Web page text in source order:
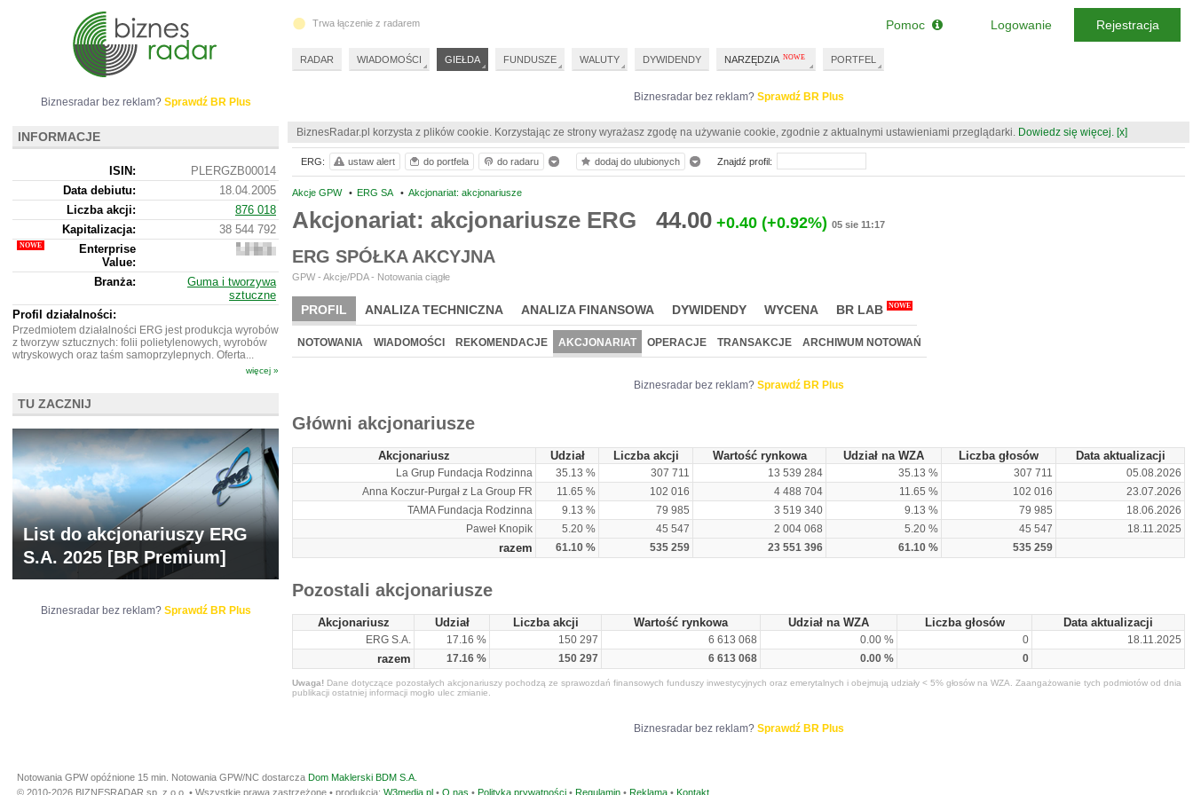
Biznesradar bez reklam? Sprawdź BR Plus
BiznesRadar.pl korzysta z plików cookie. Korzystając ze strony wyrażasz zgodę na używanie cookie, zgodnie z aktualnymi ustawieniami przeglądarki. Dowiedz się więcej. [x]
Akcje GPW • ERG SA • Akcjonariat: akcjonariusze
Akcjonariat: akcjonariusze ERG 44.00 +0.40 (+0.92%) 05 sie 11:17
ERG SPÓŁKA AKCYJNA
GPW - Akcje/PDA - Notowania ciągłe
PROFIL ANALIZA TECHNICZNA ANALIZA FINANSOWA DYWIDENDY WYCENA BR LAB NOWE
NOTOWANIA WIADOMOŚCI REKOMENDACJE AKCJONARIAT OPERACJE TRANSAKCJE ARCHIWUM NOTOWAŃ
Biznesradar bez reklam? Sprawdź BR Plus
Główni akcjonariusze
Akcjonariusz Udział Liczba akcji Wartość rynkowa Udział na WZA Liczba głosów Data aktualizacji
La Grup Fundacja Rodzinna 35.13 % 307 711 13 539 284 35.13 % 307 711
05.08.2026
Anna Koczur-Purgał z La Group FR
11.65 % 102 016 4 488 704 11.65 % 102 016
23.07.2026
TAMA Fundacja Rodzinna
9.13 % 79 985 3 519 340 9.13 % 79 985
18.06.2026
Paweł Knopik
5.20 % 45 547 2 004 068 5.20 % 45 547 18.11.2025
razem 61.10 % 535 259 23 551 396 61.10 % 535 259
Pozostali akcjonariusze
Akcjonariusz Udział Liczba akcji Wartość rynkowa Udział na WZA Liczba głosów Data aktualizacji
ERG S.A. 17.16 % 150 297 6 613 068 0.00 % 0 18.11.2025
razem 17.16 % 150 297 6 613 068 0.00 % 0
Uwaga! Dane dotyczące pozostałych akcjonariuszy pochodzą ze sprawozdań finansowych funduszy inwestycyjnych oraz emerytalnych i obejmują udziały < 5% głosów na WZA. Zaangażowanie tych podmiotów od dnia
publikacji ostatniej informacji mogło ulec zmianie.
Biznesradar bez reklam? Sprawdź BR Plus
ERG: ustaw alert do portfela do radaru dodaj do ulubionych Znajdź profil:
Biznesradar bez reklam? Sprawdź BR Plus
INFORMACJE
ISIN:
PLERGZB00014
Data debiutu:
18.04.2005
Liczba akcji:
876 018
Kapitalizacja:
38 544 792
Enterprise
Value:
42
792
Branża:
Guma i tworzywa
sztuczne
Profil działalności:
Przedmiotem działalności ERG jest produkcja wyrobów
z tworzyw sztucznych: folii polietylenowych, wyrobów
wtryskowych oraz taśm samoprzylepnych. Oferta...
więcej »
TU ZACZNIJ
List do akcjonariuszy ERG
S.A. 2025 [BR Premium]
Biznesradar bez reklam? Sprawdź BR Plus
Trwa łączenie z radarem
RADAR WIADOMOŚCI GIEŁDA FUNDUSZE WALUTY DYWIDENDY NARZĘDZIA PORTFEL
Pomoc Logowanie Rejestracja
Notowania GPW opóźnione 15 min. Notowania GPW/NC dostarcza Dom Maklerski BDM S.A.
© 2010-2026 BIZNESRADAR sp. z o.o. • Wszystkie prawa zastrzeżone • produkcja: W3media.pl • O nas • Polityka prywatności • Regulamin • Reklama • Kontakt